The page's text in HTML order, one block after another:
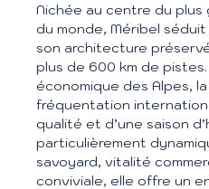
Nichée au centre du plus
du monde, Méribel
son architecture
plus de 600 km de
économique des Alpes,
fréquentation
qualité et d’une saison
particulièrement
savoyard, vitalité
conviviale, elle offre un